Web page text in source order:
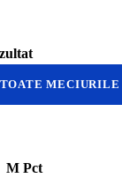
MECIURILE
M Pct